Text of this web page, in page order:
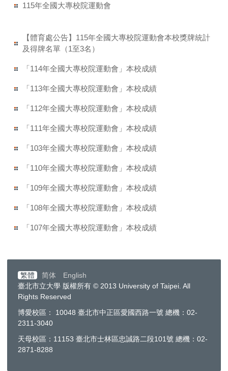
115年全國大專校院運動會
【體育處公告】115年全國大專校院運動會本校獎牌統計
及得牌名單（1至3名）
「114年全國大專校院運動會」本校成績
「113年全國大專校院運動會」本校成績
「112年全國大專校院運動會」本校成績
「111年全國大專校院運動會」本校成績
「103年全國大專校院運動會」本校成績
「110年全國大專校院運動會」本校成績
「109年全國大專校院運動會」本校成績
「108年全國大專校院運動會」本校成績
「107年全國大專校院運動會」本校成績
繁體 简体
English
臺北市立大學 版權所有 © 2013 University of Taipei. All
Rights Reserved
博愛校區： 10048 臺北市中正區愛國西路一號 總機：02-
2311-3040
天母校區：11153 臺北市士林區忠誠路二段101號 總機：02-
2871-8288